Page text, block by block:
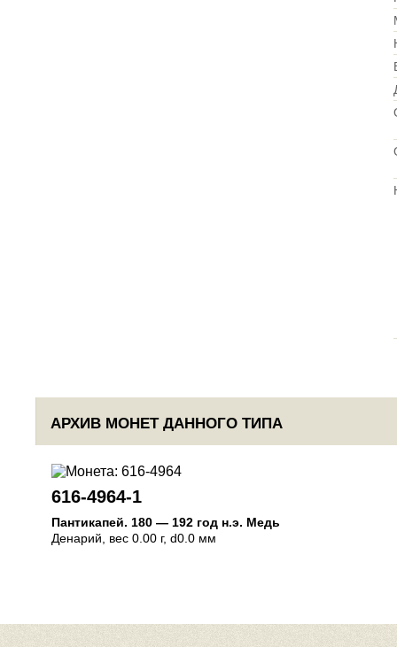
АРХИВ МОНЕТ ДАННОГО ТИПА
616-4964-1
Пантикапей. 180 — 192 год н.э. Медь
Денарий , вес 0.00 г, d0.0 мм